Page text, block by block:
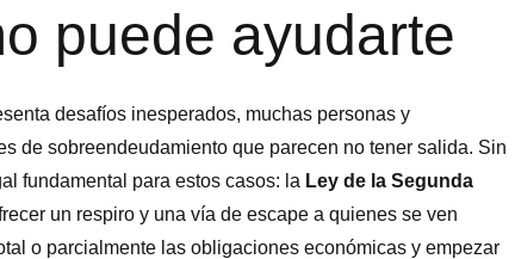
puede ayudarte
desafíos inesperados, muchas personas y
de sobreendeudamiento que parecen no tener salida. Sin
fundamental para estos casos: la Ley de la Segunda
un respiro y una vía de escape a quienes se ven
o parcialmente las obligaciones económicas y empezar